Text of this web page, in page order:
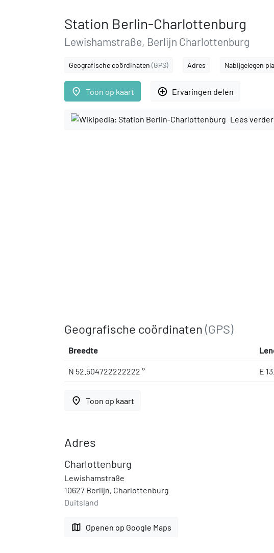
Station Berlin-Charlottenburg
Lewishamstraße, Berlijn Charlottenburg
Geografische coördinaten (GPS) Adres Nabijgelegen
place Toon op kaart add_circle_outline Ervaringen delen
Lees
Geografische coördinaten (GPS)
Breedte
N 52.504722222222 ° E
place Toon op kaart
Adres
Charlottenburg
Lewishamstraße
10627 Berlijn, Charlottenburg
Duitsland
map Openen op Google Maps